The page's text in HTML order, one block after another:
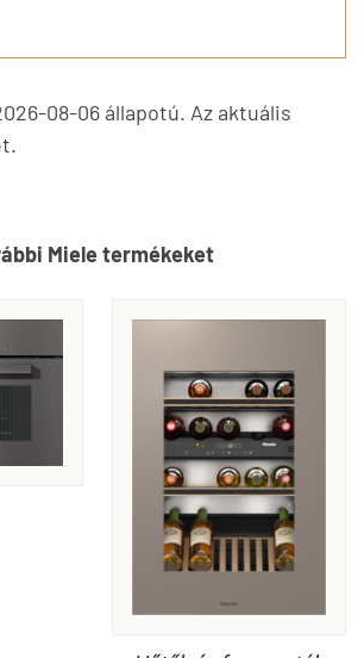
08-06 állapotú. Az aktuális
Miele termékeket